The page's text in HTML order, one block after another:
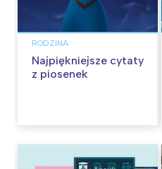
RODZINA
Najpiękniejsze cytaty
z piosenek